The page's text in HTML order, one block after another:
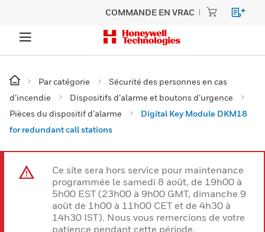
COMMANDE EN VRAC
Par catégorie
Sécurité des personnes en cas
d’incendie
Dispositifs d’alarme et boutons d’urgence
Pièces du dispositif d’alarme
Digital Key Module DKM18
for redundant call stations
Ce site sera hors service pour maintenance
programmée le samedi 8 août, de 19h00 à
5h00 EST (23h00 à 9h00 GMT, dimanche 9
août de 1h00 à 11h00 CET et de 4h30 à
14h30 IST). Nous vous remercions de votre
patience pendant cette période.